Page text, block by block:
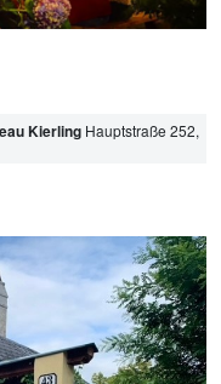
Kierling Hauptstraße 252,